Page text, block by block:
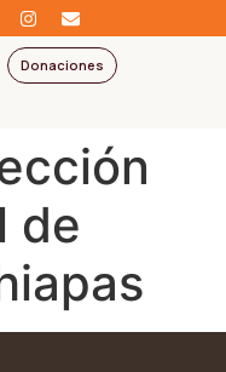
Donaciones
de